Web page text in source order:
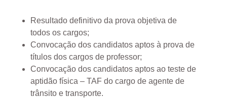
Resultado definitivo da prova objetiva de
todos os cargos;
Convocação dos candidatos aptos à prova de
títulos dos cargos de professor;
Convocação dos candidatos aptos ao teste de
aptidão física – TAF do cargo de agente de
trânsito e transporte.